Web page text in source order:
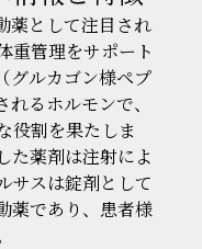
薬として注目され
重管理をサポート
グルカゴン様ペプ
るホルモンで、
役割を果たしま
た薬剤は注射によ
サスは錠剤として
薬であり、患者様